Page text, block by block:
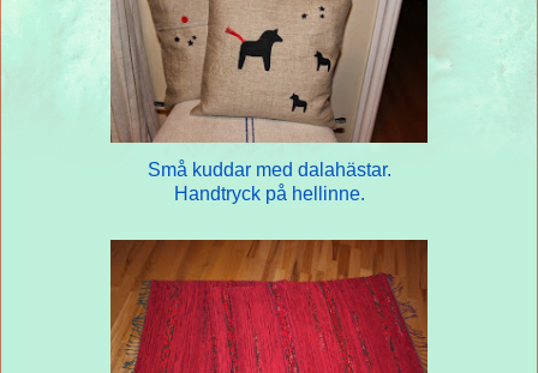
Små kuddar med dalahästar.
Handtryck på hellinne.